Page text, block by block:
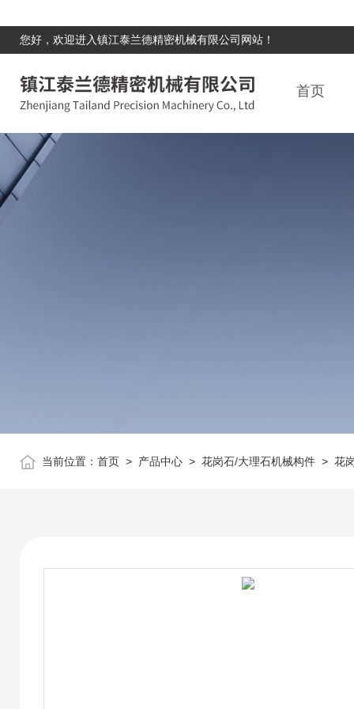
您好，欢迎进入镇江泰兰德精密机械有限公司网站！
首页
当前位置： 首页 > 产品中心 > 花岗石/大理石机械构件 > 花